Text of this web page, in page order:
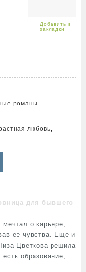
романы
любовь,
для бывшего
о карьере,
ее чувства. Еще и
Цветкова решила
образование,